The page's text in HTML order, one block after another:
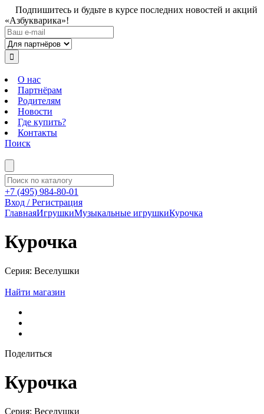
Подпишитесь и будьте в курсе последних новостей и акций
«Азбукварика»!
О нас
Партнёрам
Родителям
Новости
Где купить?
Контакты
Поиск
+7 (495) 984-80-01
Вход / Регистрация
ГлавнаяИгрушкиМузыкальные игрушкиКурочка
Курочка
Серия: Веселушки
Найти магазин
Поделиться
Курочка
Серия: Веселушки